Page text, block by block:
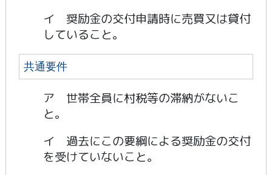
イ 奨励金の交付申請時に売買又は貸付
していること。
共通要件
ア 世帯全員に村税等の滞納がないこ
と。
イ 過去にこの要綱による奨励金の交付
を受けていないこと。